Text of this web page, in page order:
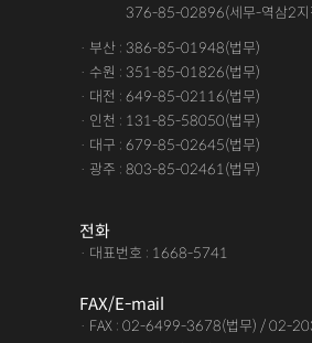
376-85-02896(세무-역삼2지
· 부산 : 386-85-01948(법무)
· 수원 : 351-85-01826(법무)
· 대전 : 649-85-02116(법무)
· 인천 : 131-85-58050(법무)
· 대구 : 679-85-02645(법무)
· 광주 : 803-85-02461(법무)
전화
· 대표번호 : 1668-5741
FAX/E-mail
· FAX : 02-6499-3678(법무) / 02-